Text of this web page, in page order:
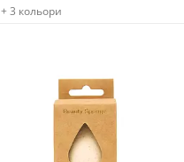
+ 3 кольори